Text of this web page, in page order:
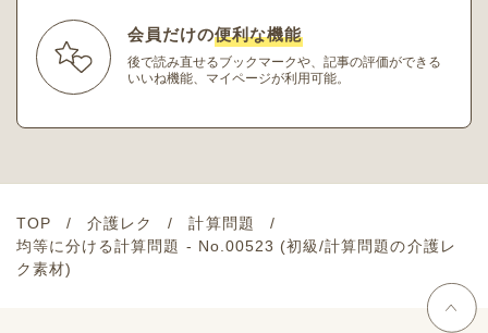
会員だけの便利な機能
後で読み直せるブックマークや、記事の評価ができる
いいね機能、マイページが利用可能。
TOP 介護レク
計算問題
均等に分ける計算問題 - No.00523 (初級/計算問題の介護レ
ク素材)